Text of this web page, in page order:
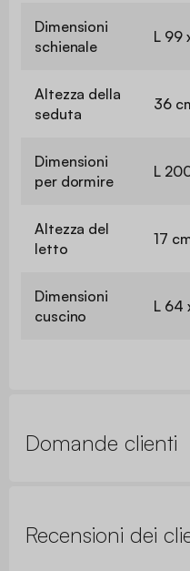
Dimensioni
schienale
L 99
Altezza della
seduta
36
Dimensioni
per dormire
L
Altezza del
letto
17
Dimensioni
cuscino
L 64
Domande clienti
Recensioni dei